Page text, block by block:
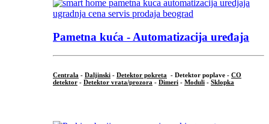
Pametna kuća - Automatizacija uređaja
Centrala - Daljinski - Detektor pokreta - Detektor poplave - CO
detektor - Detektor vrata/prozora - Dimeri - Moduli - Sklopka